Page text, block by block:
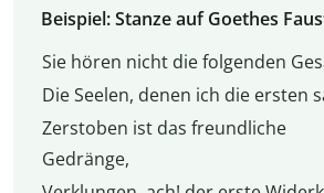
Beispiel: Stanze auf Goethes
Sie hören nicht die folgenden
Die Seelen, denen ich die ersten
Zerstoben ist das freundliche
Gedränge,